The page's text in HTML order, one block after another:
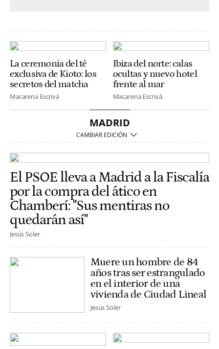
La ceremonia del té
exclusiva de Kioto: los
secretos del matcha
Macarena Escrivá
Ibiza del norte: calas
ocultas y nuevo hotel
frente al mar
Macarena Escrivá
MADRID
El PSOE lleva a Madrid a la Fiscalía
por la compra del ático en
Chamberí: "Sus mentiras no
quedarán así"
Jesús Soler
Muere un hombre de 84
años tras ser estrangulado
en el interior de una
vivienda de Ciudad Lineal
Jesús Soler